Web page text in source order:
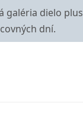
galéria dielo plus
dní.